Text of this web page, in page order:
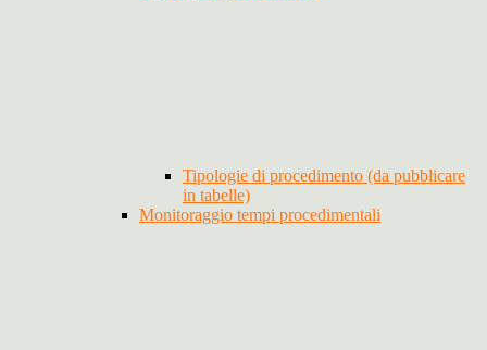
Tipologie di procedimento (da pubblicare
in tabelle)
Monitoraggio tempi procedimentali